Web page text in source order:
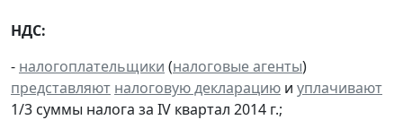
НДС:
- налогоплательщики (налоговые агенты)
представляют налоговую декларацию и уплачивают
1/3 суммы налога за IV квартал 2014 г.;